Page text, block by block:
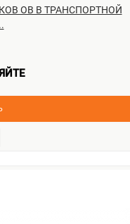
ОВ В ТРАНСПОРТНОЙ